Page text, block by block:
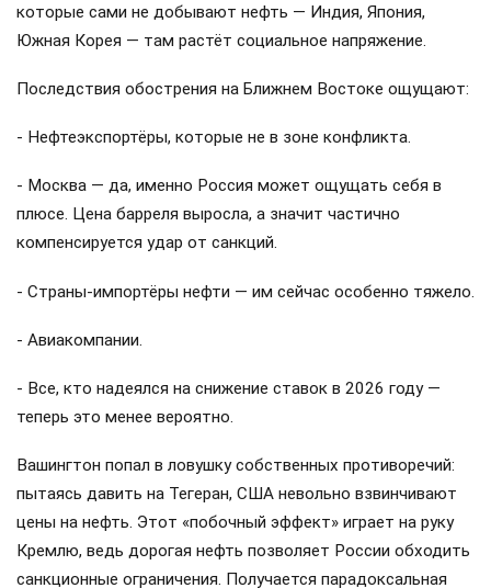
которые сами не добывают нефть — Индия, Япония,
Южная Корея — там растёт социальное напряжение.
Последствия обострения на Ближнем Востоке ощущают:
- Нефтеэкспортёры, которые не в зоне конфликта.
- Москва — да, именно Россия может ощущать себя в
плюсе. Цена барреля выросла, а значит частично
компенсируется удар от санкций.
- Страны-импортёры нефти — им сейчас особенно тяжело.
- Авиакомпании.
- Все, кто надеялся на снижение ставок в 2026 году —
теперь это менее вероятно.
Вашингтон попал в ловушку собственных противоречий:
пытаясь давить на Тегеран, США невольно взвинчивают
цены на нефть. Этот «побочный эффект» играет на руку
Кремлю, ведь дорогая нефть позволяет России обходить
санкционные ограничения. Получается парадоксальная